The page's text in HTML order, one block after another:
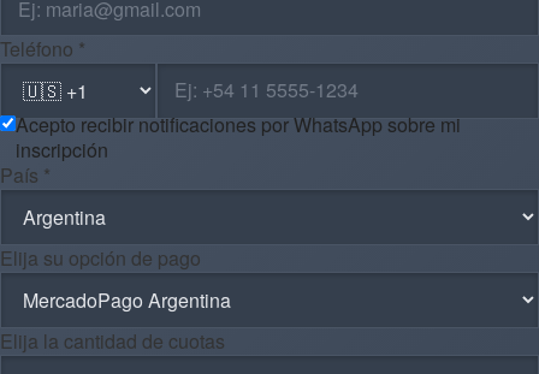
Teléfono *
Acepto recibir notificaciones por WhatsApp sobre mi
inscripción
País *
Elija su opción de pago
Elija la cantidad de cuotas